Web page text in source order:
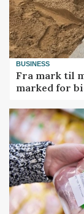
BUSINESS
Fra mark til
marked for